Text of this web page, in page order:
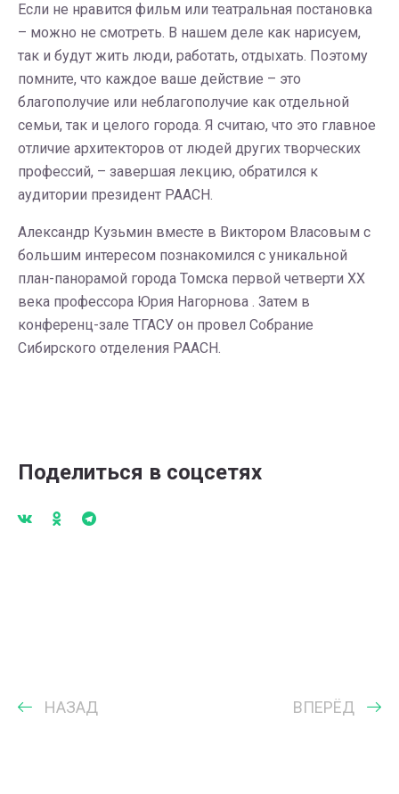
Если не нравится фильм или театральная постановка
– можно не смотреть. В нашем деле как нарисуем,
так и будут жить люди, работать, отдыхать. Поэтому
помните, что каждое ваше действие – это
благополучие или неблагополучие как отдельной
семьи, так и целого города. Я считаю, что это главное
отличие архитекторов от людей других творческих
профессий, – завершая лекцию, обратился к
аудитории президент РААСН.
Александр Кузьмин вместе в Виктором Власовым с
большим интересом познакомился с уникальной
план-панорамой города Томска первой четверти XX
века профессора Юрия Нагорнова . Затем в
конференц-зале ТГАСУ он провел Собрание
Сибирского отделения РААСН.
Поделиться в соцсетях
НАЗАД ВПЕРЁД